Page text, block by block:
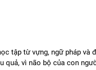
tập từ vựng, ngữ pháp và
vì não bộ của con